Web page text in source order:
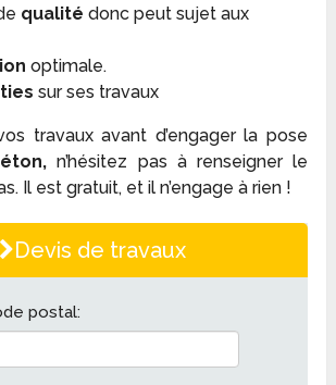
qualité donc peut sujet aux
optimale.
sur ses travaux
travaux avant d’engager la pose
n’hésitez pas à renseigner le
Il est gratuit, et il n’engage à rien !
Devis de travaux
postal: